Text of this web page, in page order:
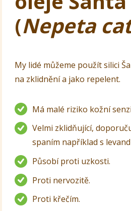
(Nepeta
My lidé můžeme použít silici
na zklidnění a jako repelent.
Má malé riziko kožní
Velmi zklidňující,
spaním například s
Působí proti uzkosti.
Proti nervozitě.
Proti křečím.